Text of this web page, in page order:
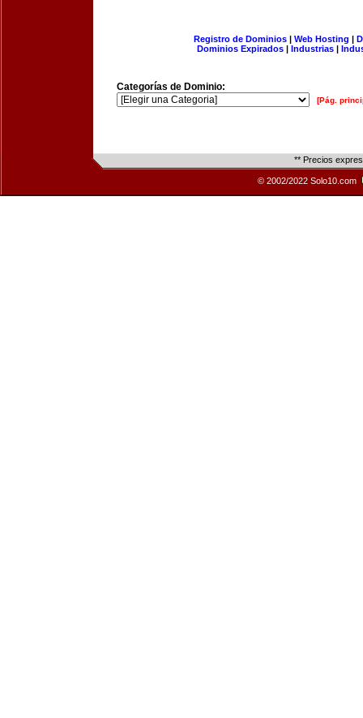
Registro de Dominios| Web Hosting |
Dominios Expirados | Industrias |
Categorías de Dominio:
[Pág.
** Precios
© 2002/2022 Solo10.com